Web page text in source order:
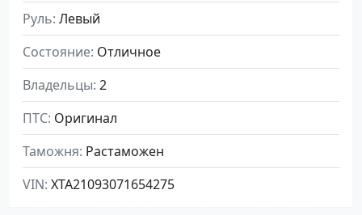
Руль Левый
Состояние Отличное
Владельцы 2
ПТС Оригинал
Таможня Растаможен
VIN XTA21093071654275